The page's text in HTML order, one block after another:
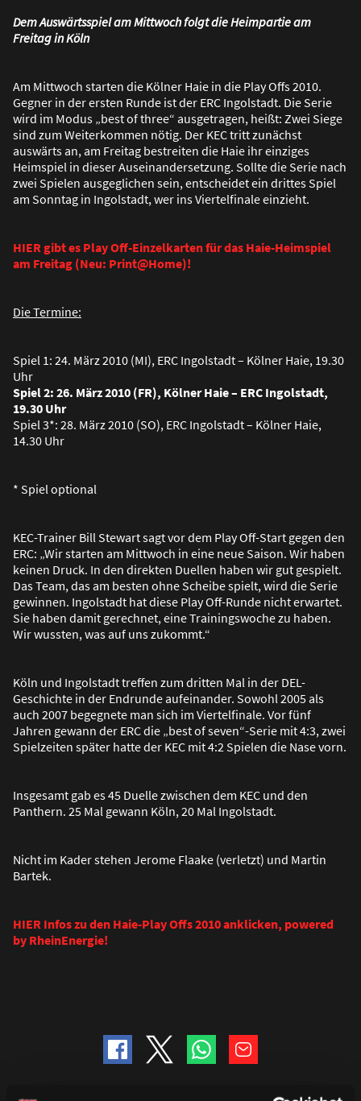
Dem Auswärtsspiel am Mittwoch folgt die Heimpartie am
Freitag in Köln
Am Mittwoch starten die Kölner Haie in die Play Offs 2010.
Gegner in der ersten Runde ist der ERC Ingolstadt. Die Serie
wird im Modus „best of three“ ausgetragen, heißt: Zwei Siege
sind zum Weiterkommen nötig. Der KEC tritt zunächst
auswärts an, am Freitag bestreiten die Haie ihr einziges
Heimspiel in dieser Auseinandersetzung. Sollte die Serie nach
zwei Spielen ausgeglichen sein, entscheidet ein drittes Spiel
am Sonntag in Ingolstadt, wer ins Viertelfinale einzieht.
HIER gibt es Play Off-Einzelkarten für das Haie-Heimspiel
am Freitag (Neu: Print@Home)!
Die Termine:
Spiel 1: 24. März 2010 (MI), ERC Ingolstadt – Kölner Haie, 19.30
Uhr
Spiel 2: 26. März 2010 (FR), Kölner Haie – ERC Ingolstadt,
19.30 Uhr
Spiel 3*: 28. März 2010 (SO), ERC Ingolstadt – Kölner Haie,
14.30 Uhr
* Spiel optional
KEC-Trainer Bill Stewart sagt vor dem Play Off-Start gegen den
ERC: „Wir starten am Mittwoch in eine neue Saison. Wir haben
keinen Druck. In den direkten Duellen haben wir gut gespielt.
Das Team, das am besten ohne Scheibe spielt, wird die Serie
gewinnen. Ingolstadt hat diese Play Off-Runde nicht erwartet.
Sie haben damit gerechnet, eine Trainingswoche zu haben.
Wir wussten, was auf uns zukommt.“
Köln und Ingolstadt treffen zum dritten Mal in der DEL-
Geschichte in der Endrunde aufeinander. Sowohl 2005 als
auch 2007 begegnete man sich im Viertelfinale. Vor fünf
Jahren gewann der ERC die „best of seven“-Serie mit 4:3, zwei
Spielzeiten später hatte der KEC mit 4:2 Spielen die Nase vorn.
Insgesamt gab es 45 Duelle zwischen dem KEC und den
Panthern. 25 Mal gewann Köln, 20 Mal Ingolstadt.
Nicht im Kader stehen Jerome Flaake (verletzt) und Martin
Bartek.
HIER Infos zu den Haie-Play Offs 2010 anklicken, powered
by RheinEnergie!